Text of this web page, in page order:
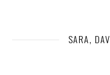
SARA,